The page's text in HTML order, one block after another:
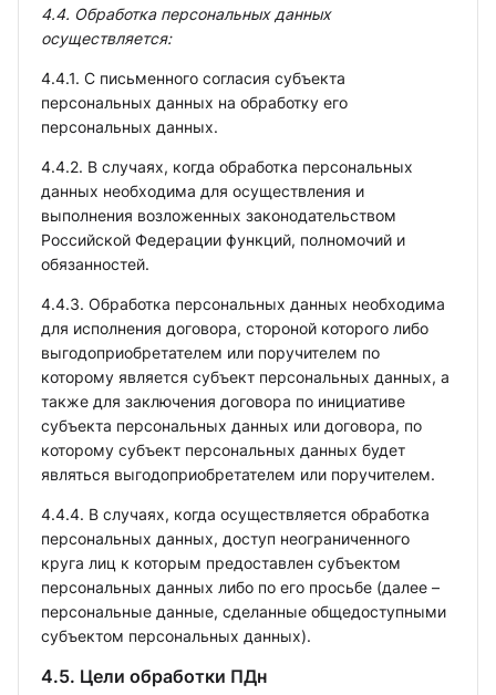
4.4. Обработка персональных данных
осуществляется:
4.4.1. С письменного согласия субъекта
персональных данных на обработку его
персональных данных.
4.4.2. В случаях, когда обработка персональных
данных необходима для осуществления и
выполнения возложенных законодательством
Российской Федерации функций, полномочий и
обязанностей.
4.4.3. Обработка персональных данных необходима
для исполнения договора, стороной которого либо
выгодоприобретателем или поручителем по
которому является субъект персональных данных, а
также для заключения договора по инициативе
субъекта персональных данных или договора, по
которому субъект персональных данных будет
являться выгодоприобретателем или поручителем.
4.4.4. В случаях, когда осуществляется обработка
персональных данных, доступ неограниченного
круга лиц к которым предоставлен субъектом
персональных данных либо по его просьбе (далее –
персональные данные, сделанные общедоступными
субъектом персональных данных).
4.5. Цели обработки ПДн